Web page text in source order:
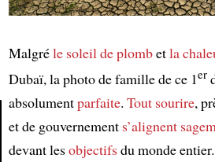
Article
Malgréle soleil de plombetla
Dubaï, la photo de famille de ce 1er
absolumentparfaite. Tout sourire,
et de gouvernement s’alignent
devant lesobjectifsdu monde